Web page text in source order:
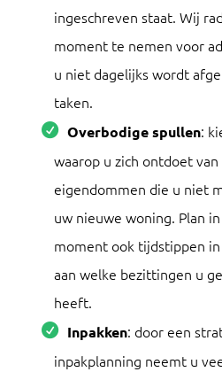
ingeschreven staat. Wij
moment te nemen voor
u niet dagelijks wordt
taken.
Overbodige spullen:
waarop u zich ontdoet
eigendommen die u niet
uw nieuwe woning. Plan
moment ook tijdstippen
aan welke bezittingen u
heeft.
Inpakken: door een
inpakplanning neemt u